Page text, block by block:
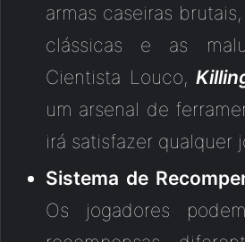
armas caseiras
clássicas e as
Cientista Louco,
um arsenal de
irá satisfazer qualquer
Sistema de
Os jogadores